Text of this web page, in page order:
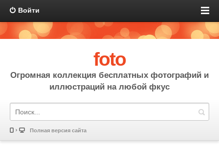
Войти
foto
Огромная коллекция бесплатных фотографий и
иллюстраций на любой фкус
Полная версия сайта